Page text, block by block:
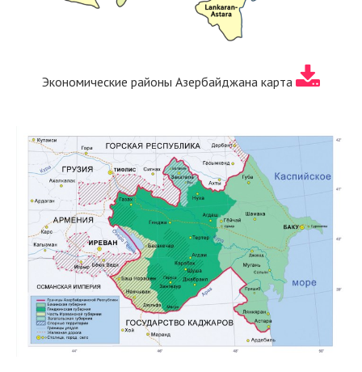
Экономические районы Азербайджана карта